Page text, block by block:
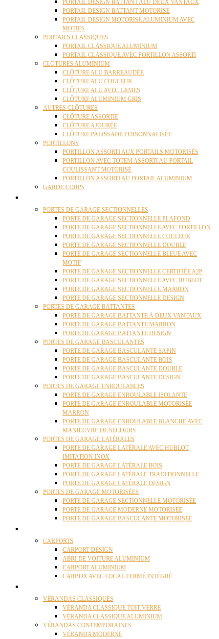
PORTAIL DESIGN BATTANT ALU DEUX VANTAUX
PORTAIL DESIGN BATTANT MOTORISÉ
PORTAIL DESIGN MOTORISÉ ALUMINIUM AVEC
MOTIFS
PORTAILS CLASSIQUES
PORTAIL CLASSIQUE ALUMINIUM
PORTAIL CLASSIQUE AVEC PORTILLON ASSORTI
CLÔTURES ALUMINIUM
CLÔTURE ALU BARREAUDÉE
CLÔTURE ALU COULEUR
CLÔTURE ALU AVEC LAMES
CLÔTURE ALUMINIUM GRIS
AUTRES CLÔTURES
CLÔTURE ASSORTIE
CLÔTURE AJOURÉE
CLÔTURE PALISSADE PERSONNALISÉE
PORTILLONS
PORTILLON ASSORTI AUX PORTAILS MOTORISÉS
PORTILLON AVEC TOTEM ASSORTI AU PORTAIL
COULISSANT MOTORISÉ
PORTILLON ASSORTI AU PORTAIL ALUMINIUM
GARDE-CORPS
PORTES DE GARAGE SECTIONNELLES
PORTE DE GARAGE SECTIONNELLE PLAFOND
PORTE DE GARAGE SECTIONNELLE AVEC PORTILLON
PORTE DE GARAGE SECTIONNELLE COULEUR
PORTE DE GARAGE SECTIONNELLE DOUBLE
PORTE DE GARAGE SECTIONNELLE BLEUE AVEC
MOTIF
PORTE DE GARAGE SECTIONNELLE CERTIFIÉE A2P
PORTE DE GARAGE SECTIONNELLE AVEC HUBLOT
PORTE DE GARAGE SECTIONNELLE MARRON
PORTE DE GARAGE SECTIONNELLE DESIGN
PORTES DE GARAGE BATTANTES
PORTE DE GARAGE BATTANTE À DEUX VANTAUX
PORTE DE GARAGE BATTANTE MARRON
PORTE DE GARAGE BATTANTE DESIGN
PORTES DE GARAGE BASCULANTES
PORTE DE GARAGE BASCULANTE SAPIN
PORTE DE GARAGE BASCULANTE BOIS
PORTE DE GARAGE BASCULANTE DOUBLE
PORTE DE GARAGE BASCULANTE DESIGN
PORTES DE GARAGE ENROULABLES
PORTE DE GARAGE ENROULABLE ISOLANTE
PORTE DE GARAGE ENROULABLE MOTORISÉE
MARRON
PORTE DE GARAGE ENROULABLE BLANCHE AVEC
MANŒUVRE DE SECOURS
PORTES DE GARAGE LATÉRALES
PORTE DE GARAGE LATÉRALE AVEC HUBLOT
IMITATION INOX
PORTE DE GARAGE LATÉRALE BOIS
PORTE DE GARAGE LATÉRALE TRADITIONNELLE
PORTE DE GARAGE LATÉRALE DESIGN
PORTES DE GARAGE MOTORISÉES
PORTE DE GARAGE SECTIONNELLE MOTORISÉE
PORTE DE GARAGE MODERNE MOTORISÉE
PORTE DE GARAGE BASCULANTE MOTORISÉE
CARPORTS
CARPORT DESIGN
ABRI DE VOITURE ALUMINIUM
CARPORT ALUMINIUM
CARBOX AVEC LOCAL FERMÉ INTÉGRÉ
VÉRANDAS CLASSIQUES
VÉRANDA CLASSIQUE TOIT VERRE
VÉRANDA CLASSIQUE ALUMINIUM
VÉRANDAS CONTEMPORAINES
VÉRANDA MODERNE